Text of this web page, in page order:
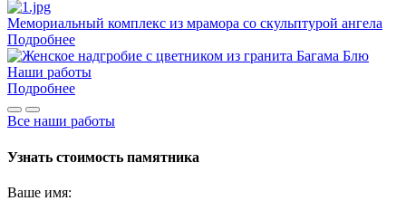
Мемориальный комплекс из мрамора со скульптурой ангела
Подробнее
Наши работы
Подробнее
Все наши работы
Узнать стоимость памятника
Ваше имя: